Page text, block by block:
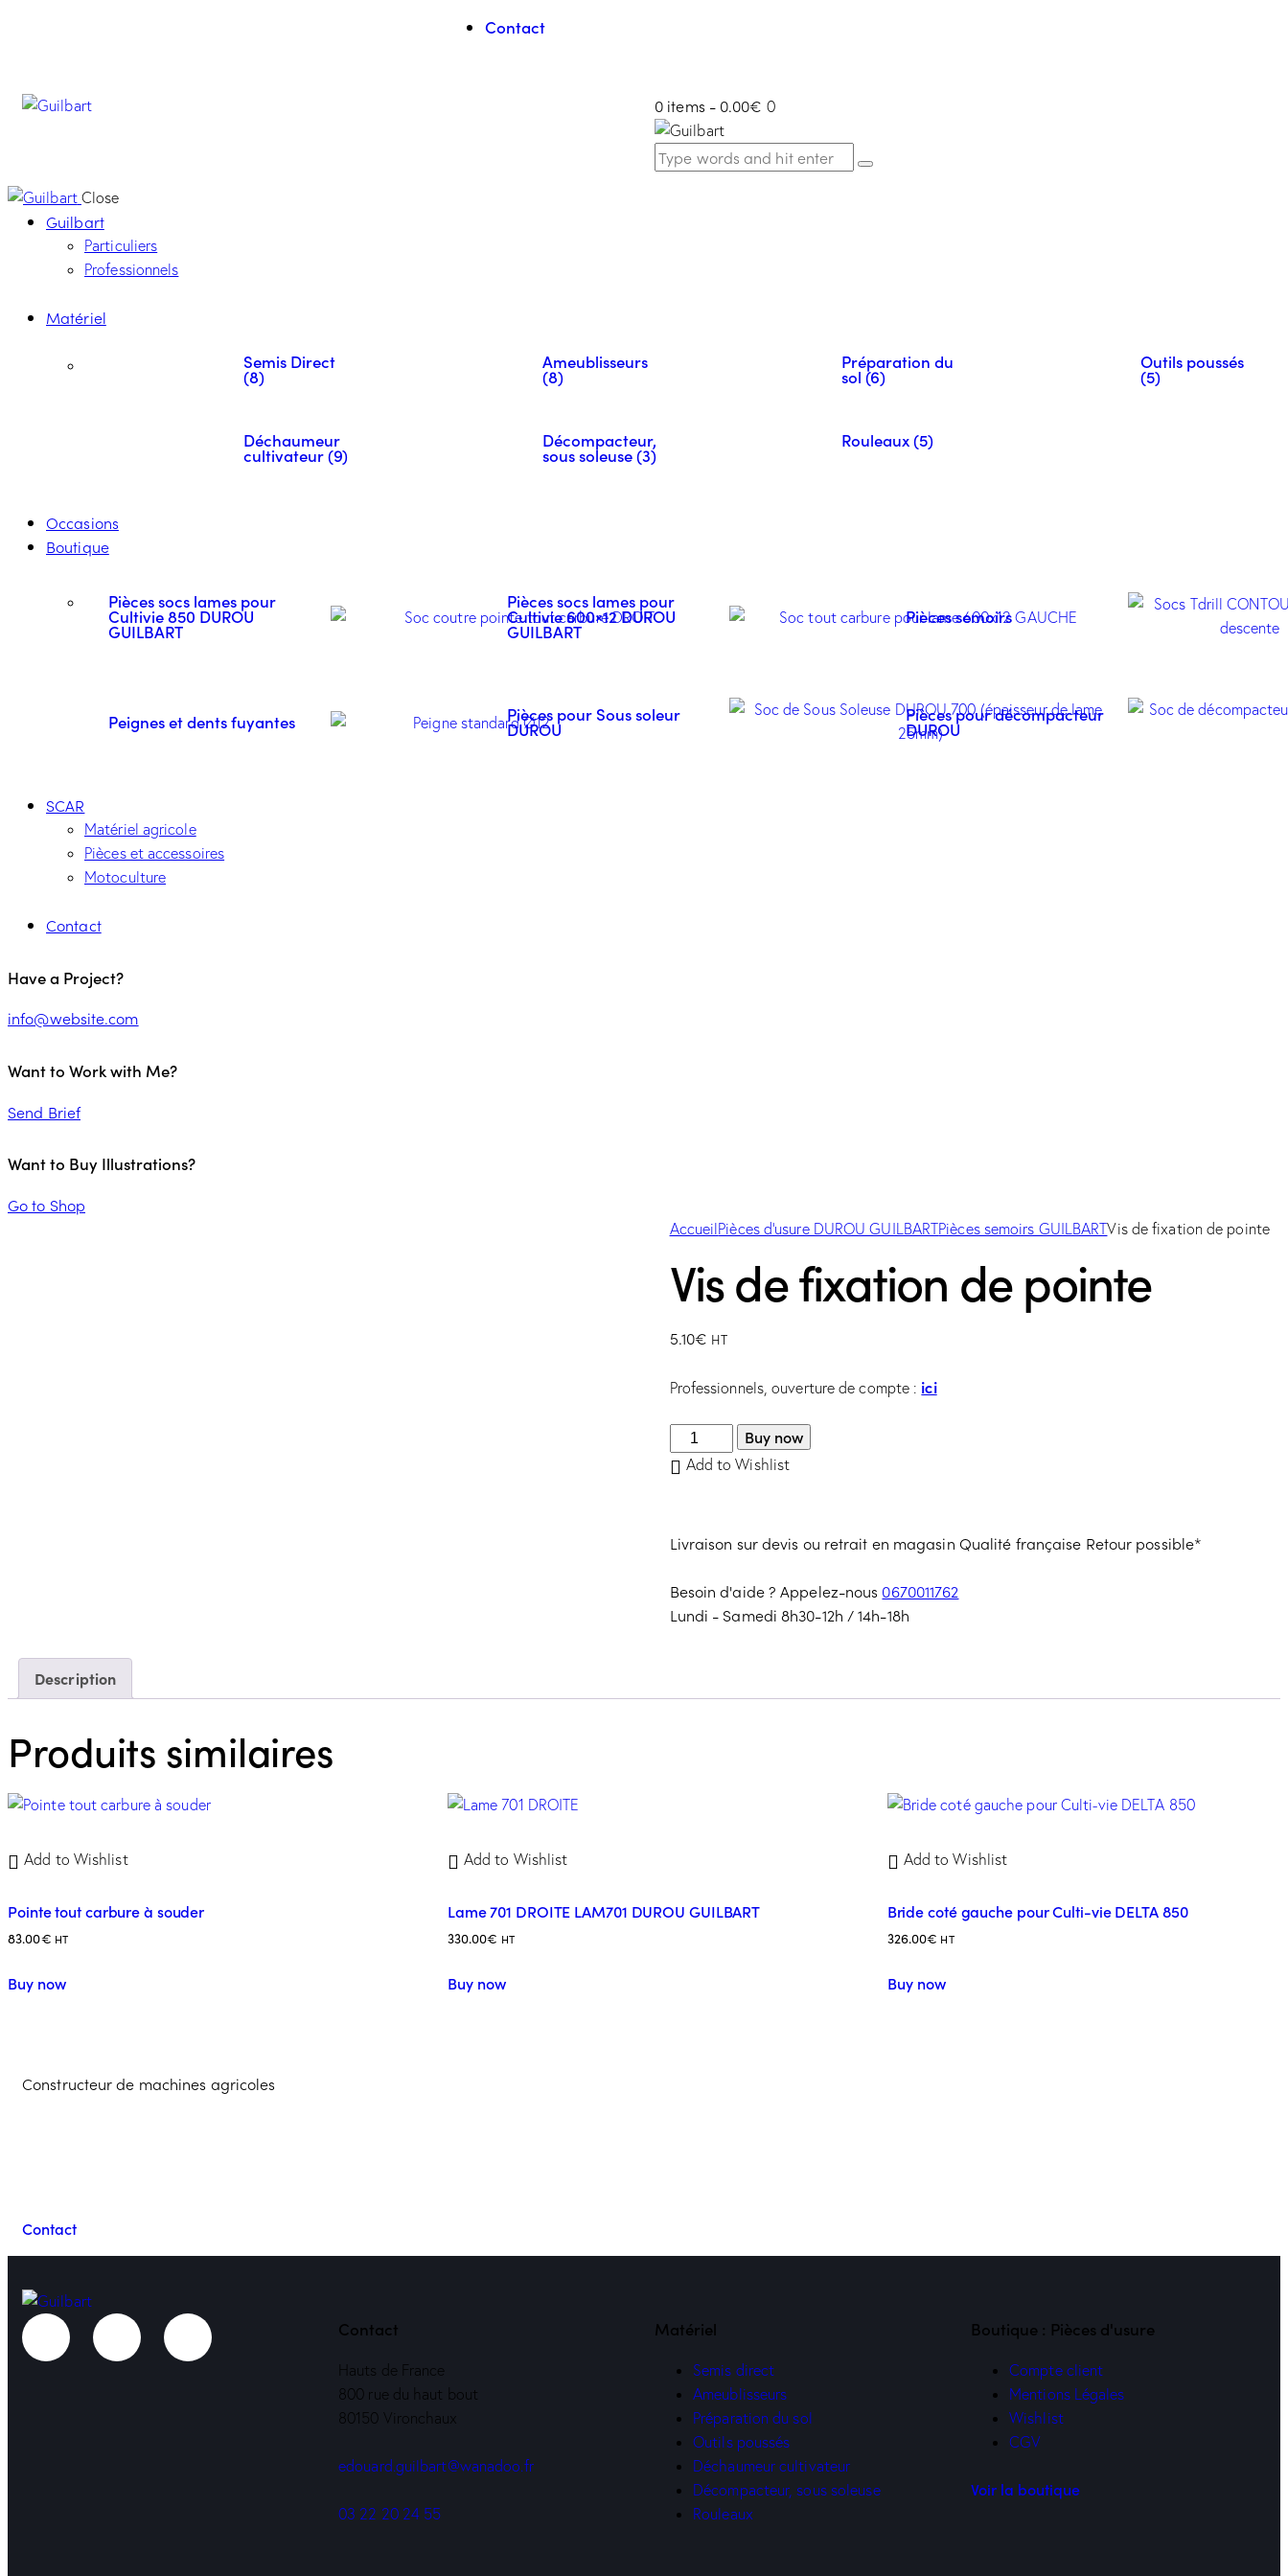
Contact
0 items - 0.00€ 0
Close
Guilbart
Particuliers
Professionnels
Matériel
Semis Direct
(8)
Ameublisseurs
(8)
Préparation du
sol (6)
Outils poussés
(5)
Déchaumeur
cultivateur (9)
Décompacteur,
sous soleuse (3)
Rouleaux (5)
Occasions
Boutique
Pièces socs lames pour
Cultivie 850 DUROU
GUILBART
Pièces socs lames pour
Cultivie 600×12 DUROU
GUILBART
Pièces semoirs
Peignes et dents fuyantes Pièces pour Sous soleur
DUROU
Pièces pour décompacteur
DUROU
SCAR
Matériel agricole
Pièces et accessoires
Motoculture
Contact
Have a Project?
info@website.com
Want to Work with Me?
Send Brief
Want to Buy Illustrations?
Go to Shop
AccueilPièces d'usure DUROU GUILBARTPièces semoirs GUILBARTVis de fixation de pointe
Vis de fixation de pointe
5.10€ HT
Professionnels, ouverture de compte : ici
Buy now
Add to Wishlist
Livraison sur devis ou retrait en magasin Qualité française Retour possible*
Besoin d'aide ? Appelez-nous 0670011762
Lundi - Samedi 8h30-12h / 14h-18h
Description
Produits similaires
Add to Wishlist
Pointe tout carbure à souder
83.00€ HT
Buy now
Add to Wishlist
Lame 701 DROITE LAM701 DUROU GUILBART
330.00€ HT
Buy now
Add to Wishlist
Bride coté gauche pour Culti-vie DELTA 850
326.00€ HT
Buy now
Constructeur de machines agricoles
Contact
Contact
Hauts de France
800 rue du haut bout
80150 Vironchaux
edouard.guilbart@wanadoo.fr
03 22 20 24 55
Matériel
Semis direct
Ameublisseurs
Préparation du sol
Outils poussés
Déchaumeur cultivateur
Décompacteur, sous soleuse
Rouleaux
Boutique : Pièces d'usure
Compte client
Mentions Légales
Wishlist
CGV
Voir la boutique